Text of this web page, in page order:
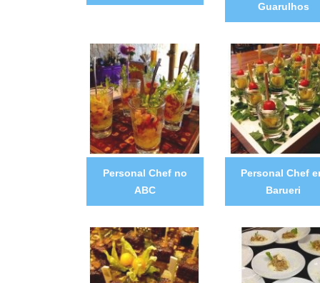
Guarulhos
Personal Chef no
ABC
Personal Chef
Barueri